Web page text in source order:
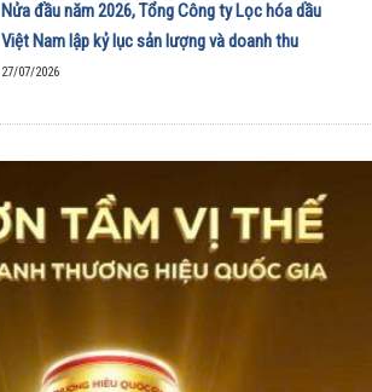
Nửa đầu năm 2026, Tổng Công ty Lọc hóa dầu
Việt Nam lập kỷ lục sản lượng và doanh thu
27/07/2026